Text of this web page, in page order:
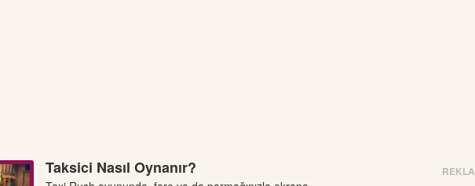
Taksici Nasıl Oynanır?